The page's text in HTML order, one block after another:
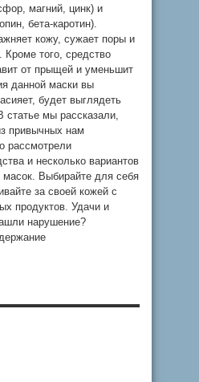
магний, цинк) и
бета-каротин).
кожу, сужает поры и
Кроме того, средство
от прыщей и уменьшит
данной маски вы
будет выглядеть
мы рассказали,
привычных нам
рассмотрели
и несколько вариантов
масок. Выбирайте для себя
за своей кожей с
продуктов. Удачи и
нарушение?